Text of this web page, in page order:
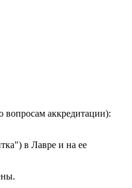
вопросам аккредитации):
в Лавре и на ее